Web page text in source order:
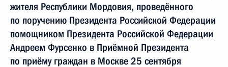
жителя Республики Мордовия, проведённого
по поручению Президента Российской Федерации
помощником Президента Российской Федерации
Андреем Фурсенко в Приёмной Президента
по приёму граждан в Москве 25 сентября